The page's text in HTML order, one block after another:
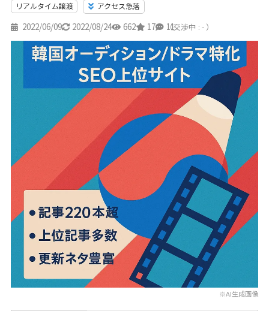
リアルタイム譲渡
アクセス急落
2022/06/09 2022/08/24 662 17 11
（交渉中 : - ）
※AI生成画像